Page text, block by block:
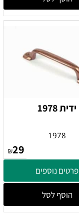
ידית 1978
1978
₪29
פרטים נוספים
הוסף לסל